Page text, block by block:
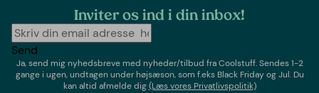
Inviter os ind i din inbox!
Send
Ja, send mig nyhedsbreve med nyheder/tilbud fraCoolstuff. Sendes 1-2
gange i ugen,undtagen under højsæson, som f.eks Black Friday og Jul. Du
kan altid afmelde dig(Læs vores Privatlivspolitik)